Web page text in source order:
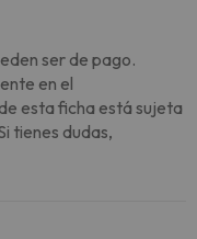
ser de pago.
en el
esta ficha está sujeta
tienes dudas,